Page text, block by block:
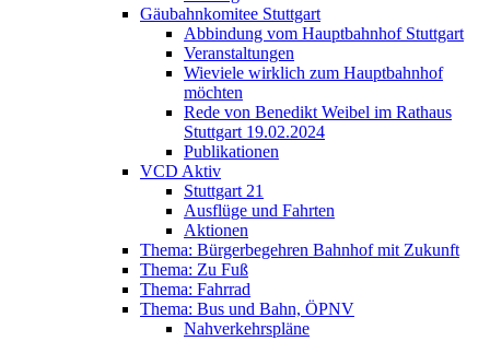
Gäubahnkomitee Stuttgart
Abbindung vom Hauptbahnhof Stuttgart
Veranstaltungen
Wieviele wirklich zum Hauptbahnhof
möchten
Rede von Benedikt Weibel im Rathaus
Stuttgart 19.02.2024
Publikationen
VCD Aktiv
Stuttgart 21
Ausflüge und Fahrten
Aktionen
Thema: Bürgerbegehren Bahnhof mit Zukunft
Thema: Zu Fuß
Thema: Fahrrad
Thema: Bus und Bahn, ÖPNV
Nahverkehrspläne